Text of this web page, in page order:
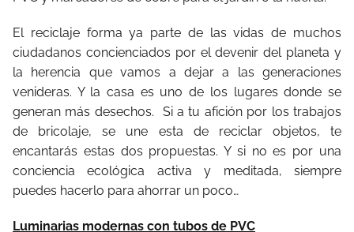
El reciclaje forma ya parte de las vidas de muchos
ciudadanos concienciados por el devenir del planeta y
la herencia que vamos a dejar a las generaciones
venideras. Y la casa es uno de los lugares donde se
generan más desechos. Si a tu afición por los trabajos
de bricolaje, se une esta de reciclar objetos, te
encantarás estas dos propuestas. Y si no es por una
conciencia ecológica activa y meditada, siempre
puedes hacerlo para ahorrar un poco…
Luminarias modernas con tubos de PVC